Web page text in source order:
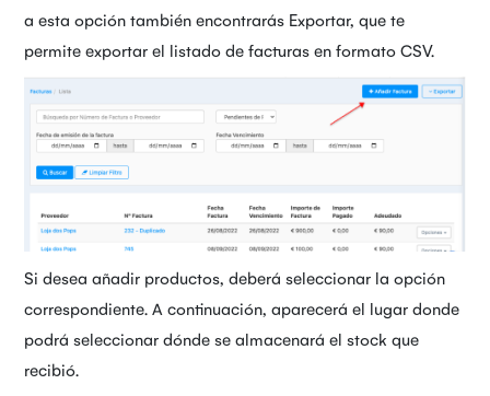
a esta opción también encontrarás Exportar, que te
permite exportar el listado de facturas en formato CSV.
Si desea añadir productos, deberá seleccionar la opción
correspondiente. A continuación, aparecerá el lugar donde
podrá seleccionar dónde se almacenará el stock que
recibió.